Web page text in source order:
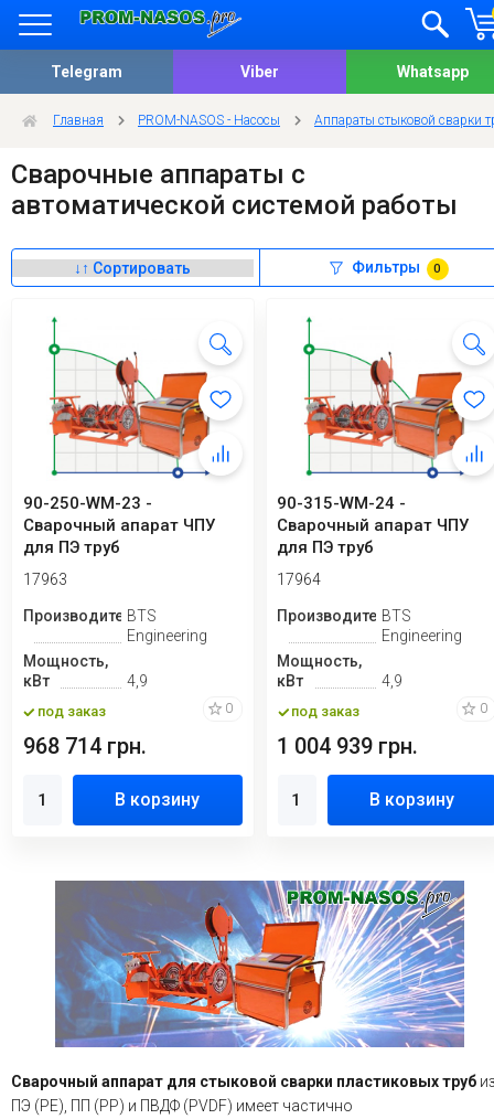
Telegram Viber Whatsapp
Главная PROM-NASOS - Насосы Аппараты стыковой сварки
Сварочные аппараты с
автоматической системой работы
Фильтры 0
90-250-WM-23 -
Сварочный апарат ЧПУ
для ПЭ труб
17963
ПроизводительBTS
Engineering
Мощность,
кВт
4,9
под заказ 0
968 714 грн.
В корзину
90-315-WM-24 -
Сварочный апарат ЧПУ
для ПЭ труб
17964
ПроизводительBTS
Engineering
Мощность,
кВт
4,9
под заказ 0
1 004 939 грн.
В корзину
Сварочный аппарат для стыковой сварки пластиковых труб
ПЭ (PE), ПП (PP) и ПВДФ (PVDF) имеет частично